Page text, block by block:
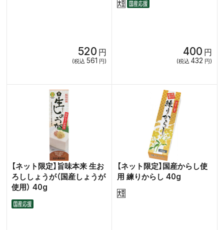
520 円
(税込 561 円)
400 円
(税込 432 円)
【ネット限定】旨味本来 生お
ろししょうが（国産しょうが
使用） 40g
【ネット限定】国産からし使
用 練りからし 40g